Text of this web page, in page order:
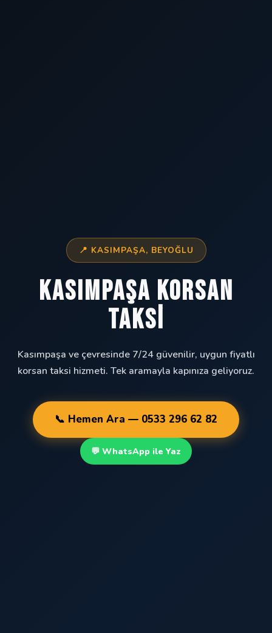
📍 KASIMPAŞA, BEYOĞLU
Kasımpaşa Korsan
Taksi
Kasımpaşa ve çevresinde 7/24 güvenilir, uygun fiyatlı
korsan taksi hizmeti. Tek aramayla kapınıza geliyoruz.
📞 Hemen Ara — 0533 296 62 82
💬 WhatsApp ile Yaz